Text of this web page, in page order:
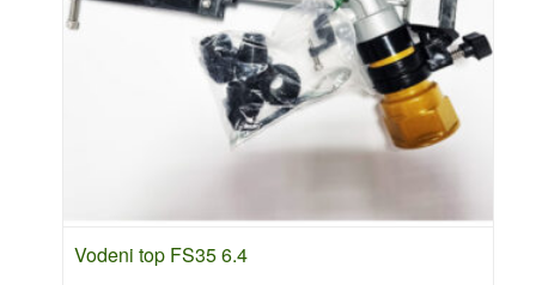
Vodeni top FS35 6.4